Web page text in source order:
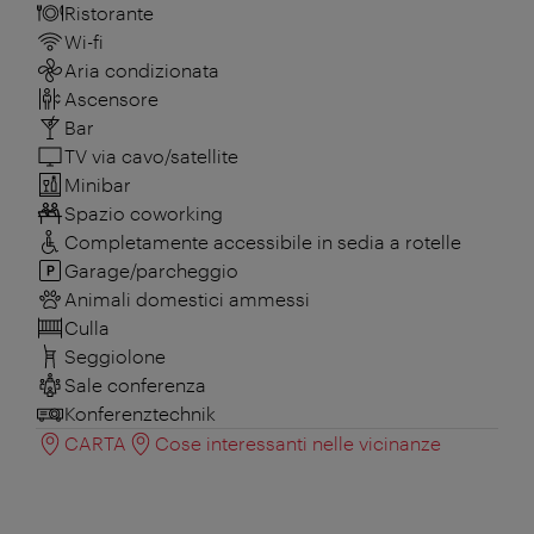
Ristorante
Wi-fi
Aria condizionata
Ascensore
Bar
TV via cavo/satellite
Minibar
Spazio coworking
Completamente accessibile in sedia a rotelle
Garage/parcheggio
Animali domestici ammessi
Culla
Seggiolone
Sale conferenza
Konferenztechnik
CARTA
Cose interessanti nelle vicinanze